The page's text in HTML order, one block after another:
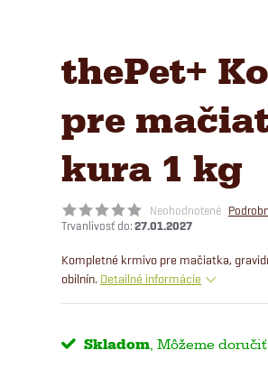
thePet+
pre
kura 1 kg
Neohodnotené
27.01.2027
Kompletné krmivo pre mačiatka,
obilnín. Detailné informácie
Skladom